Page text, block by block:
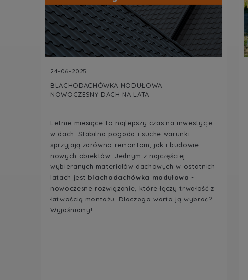
24-06-2025
BLACHODACHÓWKA MODUŁOWA –
NOWOCZESNY DACH NA LATA
Letnie miesiące to najlepszy czas na inwestycje
w dach. Stabilna pogoda i suche warunki
sprzyjają zarówno remontom, jak i budowie
nowych obiektów. Jednym z najczęściej
wybieranych materiałów dachowych w ostatnich
latach jest blachodachówka modułowa -
nowoczesne rozwiązanie, które łączy trwałość z
łatwością montażu. Dlaczego warto ją wybrać?
Wyjaśniamy!